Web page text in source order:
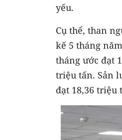
yếu.
Cụ thể, than
kế 5 tháng
tháng ước đạt
triệu tấn. Sản
đạt 18,36 triệu